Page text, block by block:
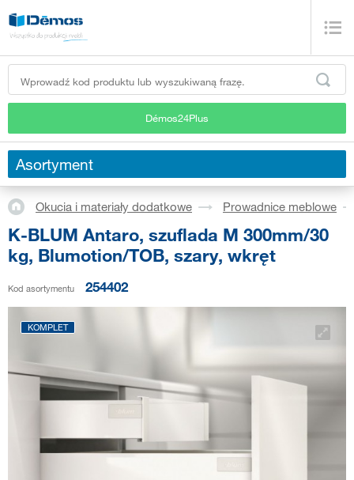
Démos24Plus
Asortyment
Okucia i materiały dodatkowe Prowadnice meblowe
K-BLUM Antaro, szuflada M 300mm/30
kg, Blumotion/TOB, szary, wkręt
Kod asortymentu 254402
KOMPLET